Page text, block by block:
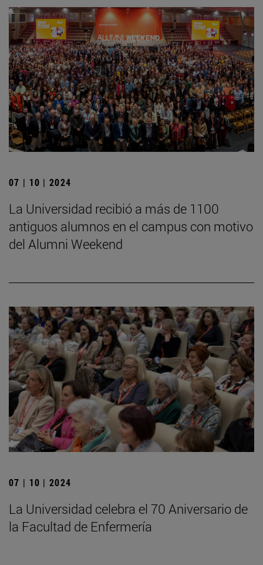
07 | 10 | 2024
La Universidad recibió a más de 1100
antiguos alumnos en el campus con motivo
del Alumni Weekend
07 | 10 | 2024
La Universidad celebra el 70 Aniversario de
la Facultad de Enfermería